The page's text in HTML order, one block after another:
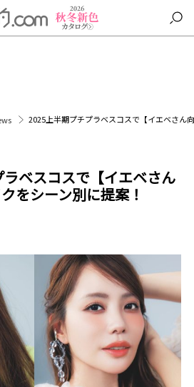
2025上半期プチプラベスコスで【イエベさん
ベスコスで【イエベさん
をシーン別に提案！